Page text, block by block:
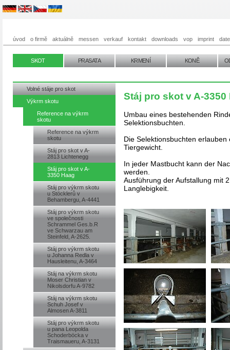
úvod o firmě aktuálně messen verkauf kontakt downloads vop imprint
SKOT PRASATA KRMENÍ KONĚ
Volné stáje pro skot
Výkrm skotu
Reference na výkrm
skotu
Reference na výkrm
skotu
Stáj pro skot v A-
2813 Lichtenegg
Stáj pro skot v A-
3350 Haag
Stáj pro výkrm skotu
u Stöcklerů v
Behambergu, A-4441
Stáj pro výkrm skotu
ve společnosti
Schrammel Ges.b.R
ve Schwarzau am
Steinfeld, A-2625.
Stáj pro výkrm skotu
u Johanna Redla v
Hausleitenu, A-3464
Stáj na výkrm skotu
Moser Christian v
Nikolsdorfu A-9782
Stáj na výkrm skotu
Schuh Josef v
Almosen A-3811
Stáj pro výkrm skotu
u pana Leopolda
Schoderböcka v
Traismaueru, A-3131
Stáj pro skot v A-3350
Umbau eines bestehenden
Selektionsbuchten.
Die Selektionsbuchten
Tiergewicht.
In jeder Mastbucht kann der
werden.
Ausführung der Aufstallung mit
Langlebigkeit.